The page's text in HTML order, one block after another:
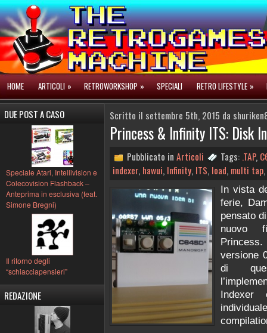
HOME ARTICOLI » RETROWORKSHOP » SPECIALI RETRO LIFESTYLE »
DUE POST A CASO
Speciale Atari, Intellivision e
Colecovision Flashback –
Anteprima in esclusiva (feat.
Simone Bregni)
Il ritorno degli
“schiacciapensieri”
REDAZIONE
Scritto il settembre 5th, 2015 da
Princess & Infinity ITS: Disk
Pubblicato in Articoli Tags: .TAP,
indexer, hawui, Infinity, ITS, load, multi tap,
In vista
ferie,
pensato
nuovo
versione
di
Indexer